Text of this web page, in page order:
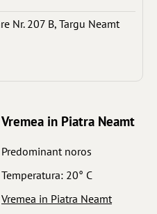
Nr. 207 B, Targu Neamt
Vremea in Piatra Neamt
Predominant noros
Temperatura: 20° C
Vremea in Piatra Neamt